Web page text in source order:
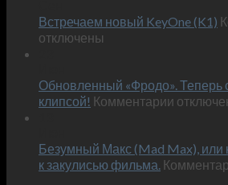
–
и
Встречаем новый KeyOne (K1)
отключены
Обновленный «Фродо». Теперь
клипсой! Комментарии к
«Фродо».
Теперь
Безумный Макс (Mad Max), или
к закулисью фильма.